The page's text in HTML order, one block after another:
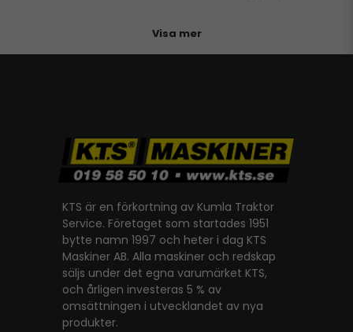
Visa mer
KTS är en förkortning av Kumla Traktor
Service. Företaget som startades 1951
bytte namn 1997 och heter i dag KTS
Maskiner AB. Alla maskiner och redskap
säljs under det egna varumärket KTS,
och årligen investeras 5 % av
omsättningen i utvecklandet av nya
produkter.